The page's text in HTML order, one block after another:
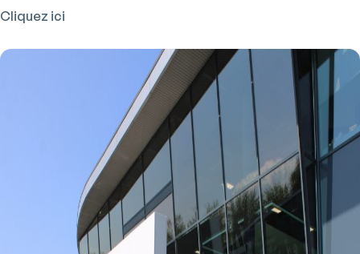
Cliquez ici